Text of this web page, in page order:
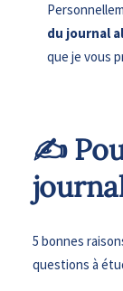
du journal
que je vous
✍
5 bonnes
questions à